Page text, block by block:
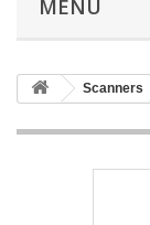
MENU
Scanners